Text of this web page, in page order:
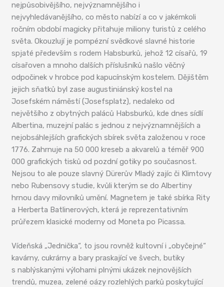
nejpůsobivějšího, nejvýznamnějšího i
nejvyhledávanějšího, co město nabízí a co v jakémkoli
ročním období magicky přitahuje miliony turistů z celého
světa. Okouzlují je pompézní svědkové slavné historie
spjaté především s rodem Habsburků, jehož 12 císařů, 19
císařoven a mnoho dalších příslušníků našlo věčný
odpočinek v hrobce pod kapucínským kostelem. Dějištěm
jejich sňatků byl zase augustiniánský kostel na
Josefském náměstí (Josefsplatz), nedaleko od
největšího z obytných paláců Habsburků, kde dnes sídlí
Albertina, muzejní palác s jednou z nejvýznamnějších a
nejobsáhlejších grafických sbírek světa založenou v roce
1776. Zahrnuje na 50 000 kreseb a akvarelů a téměř 900
000 grafických tisků od pozdní gotiky po současnost.
Nejsou to ale pouze slavný Dürerův Mladý zajíc či Klimtovy
nebo Rubensovy studie, kvůli kterým se do Albertiny
hrnou davy milovníků umění. Magnetem je také sbírka Rity
a Herberta Batlinerových, která je reprezentativním
průřezem klasické moderny od Moneta po Picassa.
Vídeňská „Jednička“, to jsou rovněž kultovní i „obyčejné“
kavárny, cukrárny a bary praskající ve švech, butiky
s nablýskanými výlohami plnými ukázek nejnovějších
trendů, muzea, zelené oázy rozlehlých parků poskytující